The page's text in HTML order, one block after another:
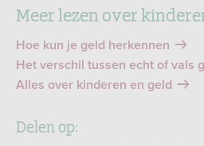
Meer lezen over
Hoe kun je geld herkennen
Het verschil tussen echt of vals
Alles over kinderen en geld
Delen op: